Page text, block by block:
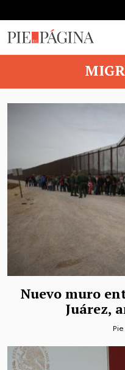
Nuevo muro
Juárez,